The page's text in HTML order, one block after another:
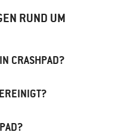
RUND UM
CRASHPAD?